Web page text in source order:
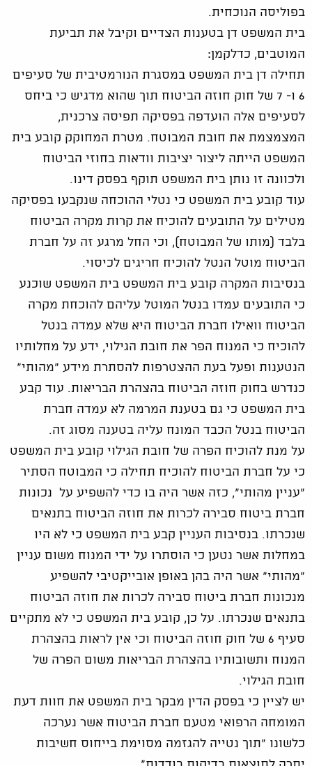
בפוליסה הנוכחית.
בית המשפט דן בטענות הצדיים וקיבל את תביעת
המוטבים, כדלקמן:
תחילה דן בית המשפט במסגרת הנורמטיבית של סעיפים
6 ו- 7 של חוק חוזה הביטוח תוך שהוא מדגיש כי ביחס
לסעיפים אלה הועדפה בפסיקה תפיסה צרכנית,
המצמצמת את חובת המבוטח. מטרת המחוקק קובע בית
המשפט הייתה ליצור יציבות וודאות בחוזי הביטוח
ולכוונה זו נותן בית המשפט תוקף בפסק דינו.
עוד קובע בית המשפט כי נטלי ההוכחה שנקבעו בפסיקה
מטילים על התובעים להוכיח את קרות מקרה הביטוח
בלבד (מותו של המבוטח), וכי החל מרגע זה על חברת
הביטוח מוטל הנטל להוכיח חריגים לכיסוי.
בנסיבות המקרה קובע בית המשפט בית המשפט שוכנע
כי התובעים עמדו בנטל המוטל עליהם להוכחת מקרה
הביטוח וואילו חברת הביטוח היא שלא עמדה בנטל
להוכיח כי המנוח הפר את חובת הגילוי, ידע על מחלותיו
הנטענות ופעל בעת ההצטרפות להסתרת מידע "מהותי"
כנדרש בחוק חוזה הביטוח בהצהרת הבריאות. עוד קבע
בית המשפט כי גם בטענת המרמה לא עמדה חברת
הביטוח בנטל הכבד המונח עליה בטענה מסוג זה.
על מנת להוכיח הפרה של חובת הגילוי קובע בית המשפט
כי על חברת הביטוח להוכיח תחילה כי המבוטח הסתיר
"עניין מהותי", כזה אשר היה בו כדי להשפיע על נכונות
חברת ביטוח סבירה לכרות את חוזה הביטוח בתנאים
שנכרתו. בנסיבות העניין קבע בית המשפט כי לא היו
במחלות אשר נטען כי הוסתרו על ידי המנוח משום עניין
"מהותי" אשר היה בהן באופן אובייקטיבי להשפיע
מנכונות חברת ביטוח סבירה לכרות את חוזה הביטוח
בתנאים שנכרתו. על כן, קובע בית המשפט כי לא מתקיים
סעיף 6 של חוק חוזה הביטוח וכי אין לראות בהצהרת
המנוח ותשובותיו בהצהרת הבריאות משום הפרה של
חובת הגילוי.
יש לציין כי בפסק הדין מבקר בית המשפט את חוות דעת
המומחה הרפואי מטעם חברת הביטוח אשר נערכה
כלשונו "תוך נטייה להגזמה מסוימת בייחוס חשיבות